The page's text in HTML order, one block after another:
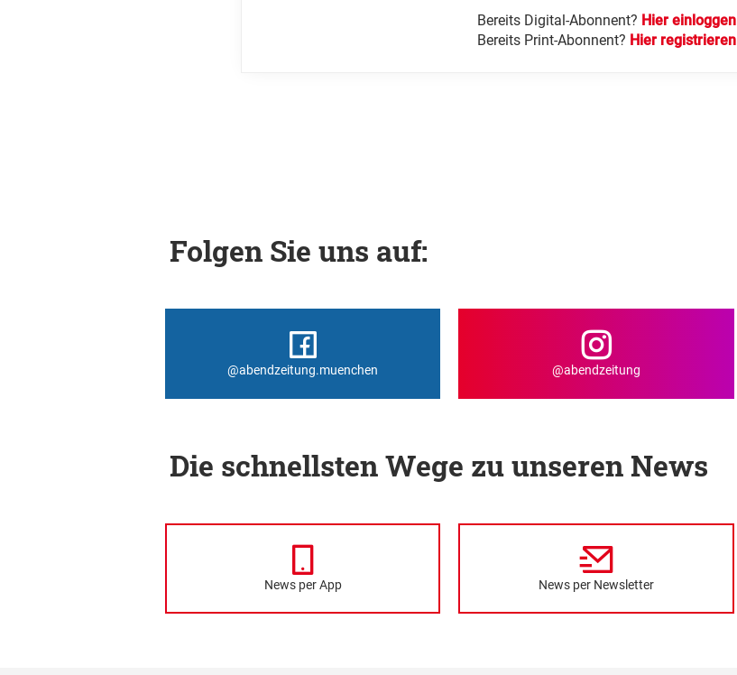
Bereits Digital-Abonnent? Hier einloggen
Bereits Print-Abonnent? Hier registrieren
Folgen Sie uns auf:
@abendzeitung.muenchen @abendzeitung
Die schnellsten Wege zu unseren News
News per App News per Newsletter